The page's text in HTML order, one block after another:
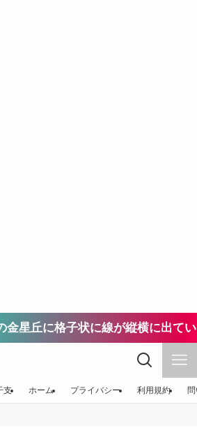
星丘に格子状に線が縦横に出て
支 ホーム プライバシー 利用規約